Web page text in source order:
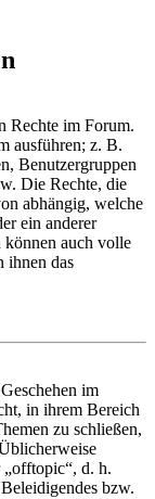
Rechte im Forum.
ausführen; z. B.
Benutzergruppen
Die Rechte, die
abhängig, welche
ein anderer
auch volle
ihnen das
im
in ihrem Bereich
zu schließen,
d. h.
bzw.